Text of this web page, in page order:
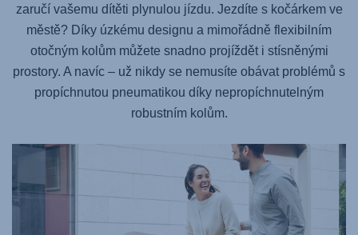
zaručí vašemu dítěti plynulou jízdu. Jezdíte s kočárkem ve
městě? Díky úzkému designu a mimořádně flexibilním
otočným kolům můžete snadno projíždět i stísněnými
prostory. A navíc – už nikdy se nemusíte obávat problémů s
propíchnutou pneumatikou díky nepropíchnutelným
robustním kolům.